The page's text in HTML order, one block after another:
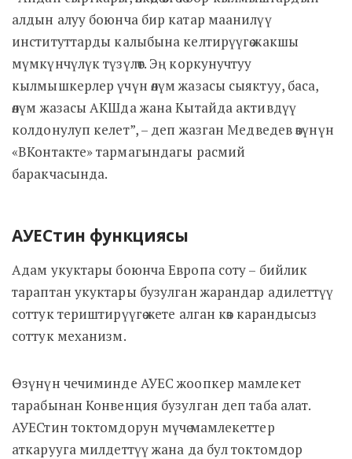
алдын алуу боюнча бир катар маанилүү
институттарды калыбына келтирүүгө жакшы
мүмкүнчүлүк түзүлөт. Эң коркунучтуу
кылмышкерлер үчүн өлүм жазасы сыяктуу, баса,
өлүм жазасы АКШда жана Кытайда активдүү
колдонулуп келет”, – деп жазган Медведев өзүнүн
«ВКонтакте» тармагындагы расмий
баракчасында.
АУЕСтин функциясы
Адам укуктары боюнча Европа соту – бийлик
тараптан укуктары бузулган жарандар адилеттүү
соттук териштирүүгө жете алган көз карандысыз
соттук механизм.
Өзүнүн чечиминде АУЕС жоопкер мамлекет
тарабынан Конвенция бузулган деп таба алат.
АУЕСтин токтомдорун мүчө мамлекеттер
аткарууга милдеттүү жана да бул токтомдор